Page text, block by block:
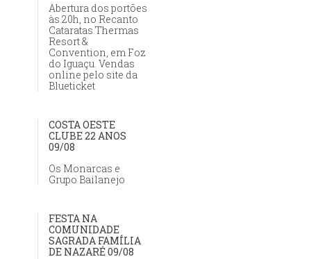
Abertura dos portões
às 20h, no Recanto
Cataratas Thermas
Resort &
Convention, em Foz
do Iguaçu. Vendas
online pelo site da
Blueticket
COSTA OESTE
CLUBE 22 ANOS
09/08
Os Monarcas e
Grupo Bailanejo
FESTA NA
COMUNIDADE
SAGRADA FAMÍLIA
DE NAZARÉ 09/08